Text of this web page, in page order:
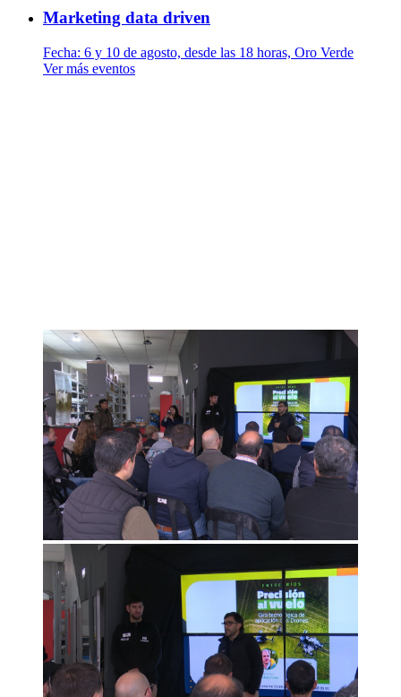
Marketing data driven
Fecha: 6 y 10 de agosto, desde las 18 horas, Oro Verde
Ver más eventos